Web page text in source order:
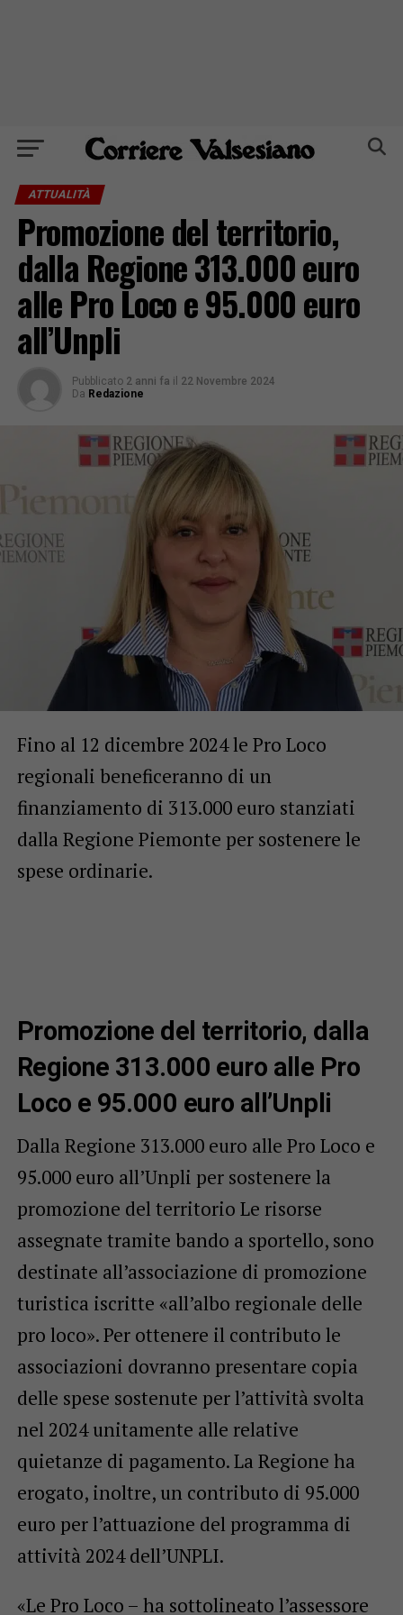
ATTUALITÀ
Promozione del territorio,
dalla Regione 313.000 euro
alle Pro Loco e 95.000 euro
all’Unpli
Pubblicato 2 anni fa il 22 Novembre 2024
Da Redazione
Fino al 12 dicembre 2024 le Pro Loco
regionali beneficeranno di un
finanziamento di 313.000 euro stanziati
dalla Regione Piemonte per sostenere le
spese ordinarie.
Promozione del territorio, dalla
Regione 313.000 euro alle Pro
Loco e 95.000 euro all’Unpli
Dalla Regione 313.000 euro alle Pro Loco e
95.000 euro all’Unpli per sostenere la
promozione del territorio Le risorse
assegnate tramite bando a sportello, sono
destinate all’associazione di promozione
turistica iscritte «all’albo regionale delle
pro loco». Per ottenere il contributo le
associazioni dovranno presentare copia
delle spese sostenute per l’attività svolta
nel 2024 unitamente alle relative
quietanze di pagamento. La Regione ha
erogato, inoltre, un contributo di 95.000
euro per l’attuazione del programma di
attività 2024 dell’UNPLI.
«Le Pro Loco – ha sottolineato l’assessore